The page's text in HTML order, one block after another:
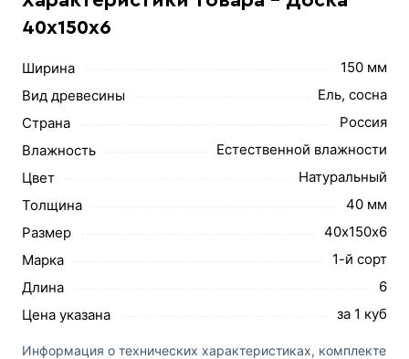
40х150х6
Ширина
150 мм
Вид древесины
Ель, сосна
Страна
Россия
Влажность
Естественной влажности
Цвет
Натуральный
Толщина
40 мм
Размер
40х150х6
Марка
1-й сорт
Длина
6
Цена указана
за 1 куб
Информация о технических характеристиках, комплекте